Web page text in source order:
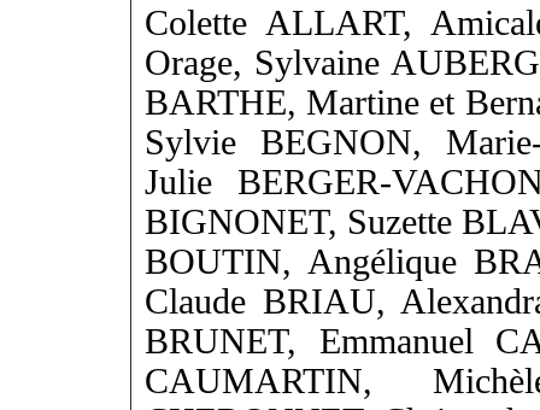
Colette ALLART,
Orage, Sylvaine
BARTHE, Martine et
Sylvie BEGNON,
Julie BERGER-
BIGNONET, Suzette
BOUTIN, Angélique
Claude BRIAU,
BRUNET, Emmanuel
CAUMARTIN,